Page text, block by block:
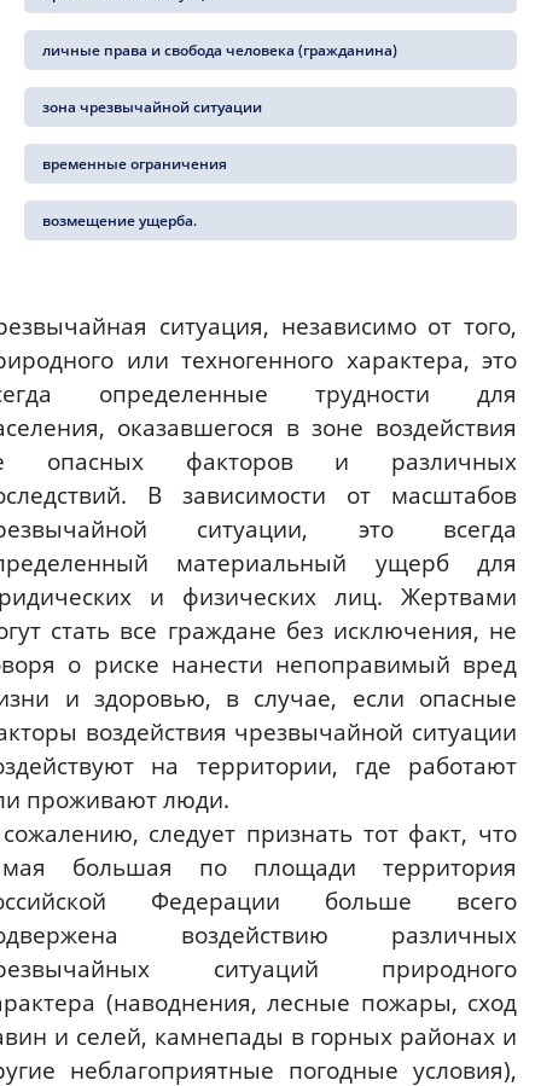
личные права и свобода человека (гражданина)
зона чрезвычайной ситуации
временные ограничения
возмещение ущерба.
ситуация, независимо от того,
или техногенного характера, это
определенные трудности для
оказавшегося в зоне воздействия
опасных факторов и различных
В зависимости от масштабов
ситуации, это всегда
материальный ущерб для
и физических лиц. Жертвами
стать все граждане без исключения, не
о риске нанести непоправимый вред
и здоровью, в случае, если опасные
воздействия чрезвычайной ситуации
на территории, где работают
проживают люди.
следует признать тот факт, что
большая по площади территория
Федерации больше всего
воздействию различных
ситуаций природного
(наводнения, лесные пожары, сход
и селей, камнепады в горных районах и
неблагоприятные погодные условия),